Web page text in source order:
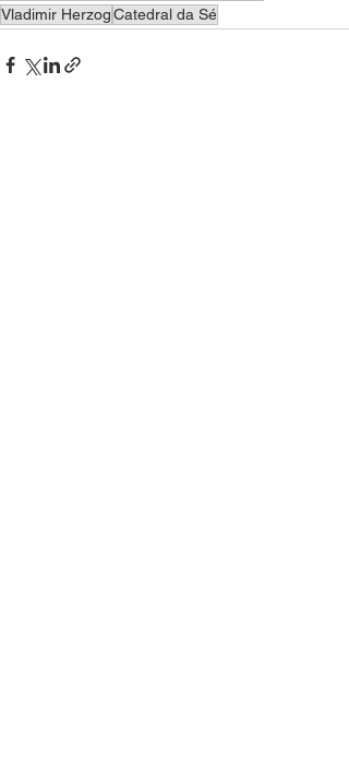
Vladimir HerzogCatedral da Sé